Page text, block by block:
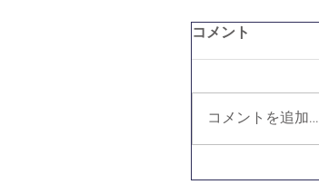
コメント
コメントを追加…